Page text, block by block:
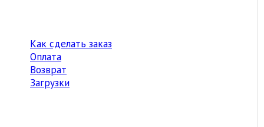
Как сделать заказ
Оплата
Возврат
Загрузки